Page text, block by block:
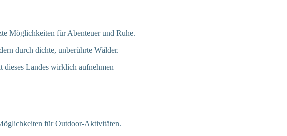
Möglichkeiten für Abenteuer und Ruhe.
durch dichte, unberührte Wälder.
dieses Landes wirklich aufnehmen
für Outdoor-Aktivitäten.